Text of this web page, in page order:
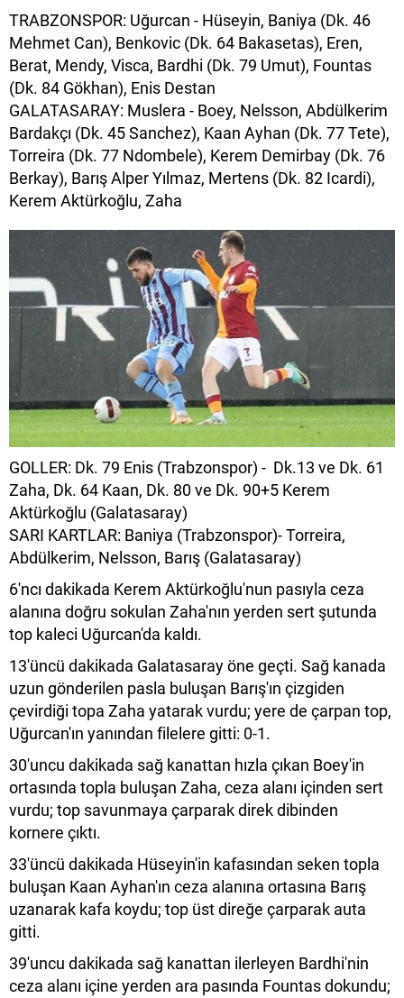
TRABZONSPOR: Uğurcan - Hüseyin, Baniya (Dk. 46
Mehmet Can), Benkovic (Dk. 64 Bakasetas), Eren,
Berat, Mendy, Visca, Bardhi (Dk. 79 Umut), Fountas
(Dk. 84 Gökhan), Enis Destan
GALATASARAY: Muslera - Boey, Nelsson, Abdülkerim
Bardakçı (Dk. 45 Sanchez), Kaan Ayhan (Dk. 77 Tete),
Torreira (Dk. 77 Ndombele), Kerem Demirbay (Dk. 76
Berkay), Barış Alper Yılmaz, Mertens (Dk. 82 Icardi),
Kerem Aktürkoğlu, Zaha
GOLLER: Dk. 79 Enis (Trabzonspor) - Dk.13 ve Dk. 61
Zaha, Dk. 64 Kaan, Dk. 80 ve Dk. 90+5 Kerem
Aktürkoğlu (Galatasaray)
SARI KARTLAR: Baniya (Trabzonspor)- Torreira,
Abdülkerim, Nelsson, Barış (Galatasaray)
6'ncı dakikada Kerem Aktürkoğlu'nun pasıyla ceza
alanına doğru sokulan Zaha'nın yerden sert şutunda
top kaleci Uğurcan'da kaldı.
13'üncü dakikada Galatasaray öne geçti. Sağ kanada
uzun gönderilen pasla buluşan Barış'ın çizgiden
çevirdiği topa Zaha yatarak vurdu; yere de çarpan top,
Uğurcan'ın yanından filelere gitti: 0-1.
30'uncu dakikada sağ kanattan hızla çıkan Boey'in
ortasında topla buluşan Zaha, ceza alanı içinden sert
vurdu; top savunmaya çarparak direk dibinden
kornere çıktı.
33'üncü dakikada Hüseyin'in kafasından seken topla
buluşan Kaan Ayhan'ın ceza alanına ortasına Barış
uzanarak kafa koydu; top üst direğe çarparak auta
gitti.
39'uncu dakikada sağ kanattan ilerleyen Bardhi'nin
ceza alanı içine yerden ara pasında Fountas dokundu;